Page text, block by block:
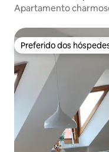
Apartamento
Preferido dos
Preferido dos